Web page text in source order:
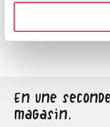
Sois
En une
magasin.